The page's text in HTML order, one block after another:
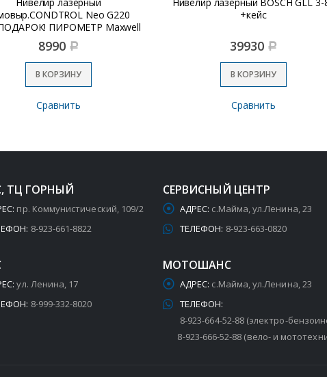
лазерный BOSCH GLL 3-80
+кейс
39930Р
В КОРЗИНУ
Сравнить
Нивелир лазерный BOSCH РLL
Set со штативом
16990 Р
В КОРЗИНУ
Сравнить
ТЦ ГОРНЫЙ
пр. Коммунистический, 109/2
8-923-661-8822
ул. Ленина, 17
8-999-332-8020
СЕРВИСНЫЙ ЦЕНТР
АДРЕС: с.Майма, ул.Ленина, 23
ТЕЛЕФОН: 8-923-663-0820
МОТОШАНС
АДРЕС: с.Майма, ул.Ленина, 23
ТЕЛЕФОН:
8-923-664-52-88 (электро-
8-923-666-52-88 (вело- и